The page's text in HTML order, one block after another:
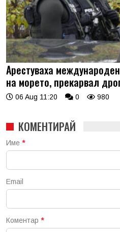
Арестуваха
на морето, прекарвал
06 Aug 11:20 0 980
КОМЕНТИРАЙ
Име *
Email
Коментар *